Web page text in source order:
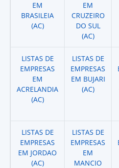
EM
BRASILEIA
(AC)
EM
CRUZEIRO
DO SUL
(AC)
LISTAS DE
EMPRESAS
EM
ACRELANDIA
(AC)
LISTAS DE
EMPRESAS
EM BUJARI
(AC)
LISTAS DE
EMPRESAS
EM JORDAO
(AC)
LISTAS DE
EMPRESAS
EM
MANCIO